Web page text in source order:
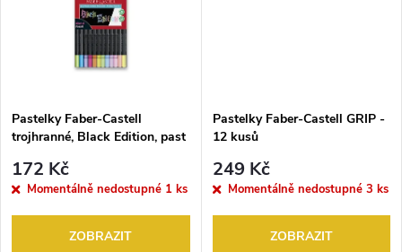
ů
Pastelky Faber-Castell
trojhranné, Black Edition, past
172 Kč
Momentálně nedostupné 1 ks
ZOBRAZIT
Pastelky Faber-Castell GRIP -
12 kusů
249 Kč
Momentálně nedostupné 3 ks
ZOBRAZIT